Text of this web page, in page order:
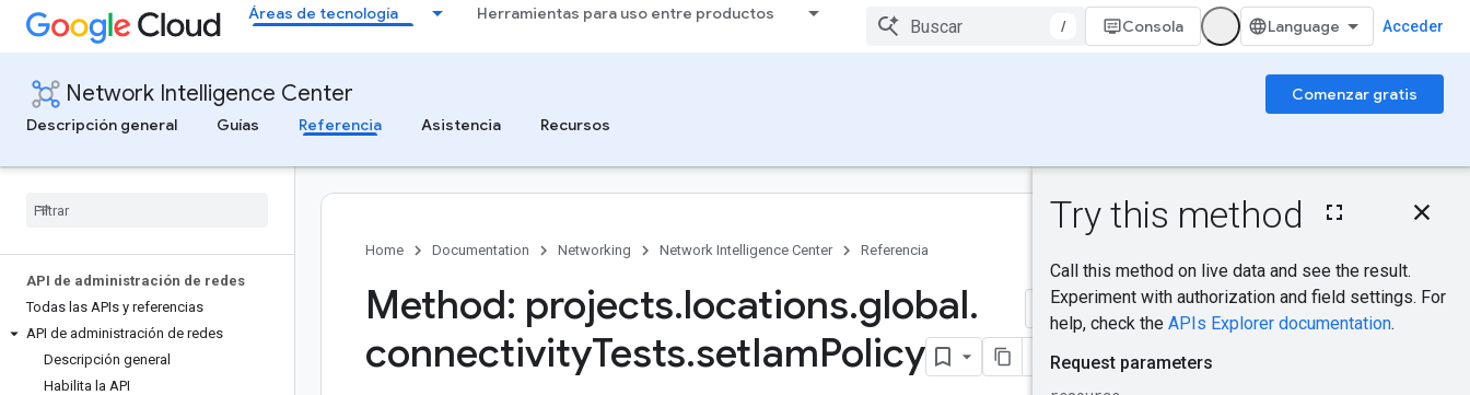
Áreas de tecnología Herramientas para uso entre productos
/ Consola Acceder
Network Intelligence Center
Comenzar gratis
Descripción general
Guías Referencia Asistencia Recursos
API de administración de redes
Todas las APIs y referencias
API de administración de redes
Descripción general
Habilita la API
En esta página
Cuerpo de la
solicitud
Cuerpo de la
Home Documentation Networking Network Intelligence Center Referencia
Enviar comentarios
Method: projects.locations.global.
connectivityTests.setIamPolicy